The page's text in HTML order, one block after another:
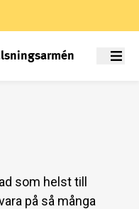
Meny
som helst till
på så många